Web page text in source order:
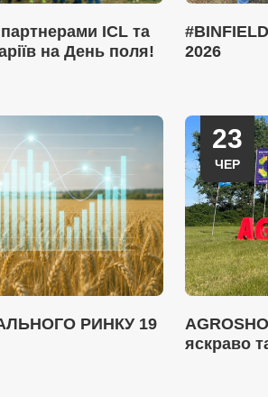
ICL та
на День поля!
2026
РИНКУ 19
23
ЧЕР
яскраво